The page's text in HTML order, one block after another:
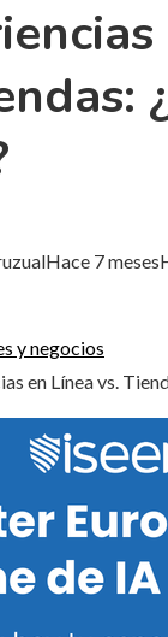
Hace 7 meses
y negocios
en Línea vs.